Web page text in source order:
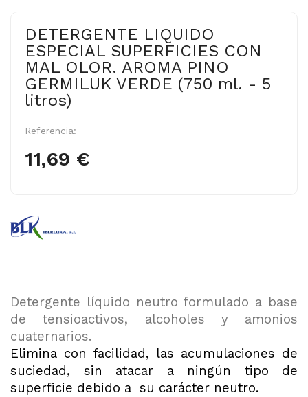
DETERGENTE LIQUIDO
ESPECIAL SUPERFICIES CON
MAL OLOR. AROMA PINO
GERMILUK VERDE (750 ml. - 5
litros)
Referencia:
11,69 €
Detergente líquido neutro formulado a base
de tensioactivos, alcoholes y amonios
cuaternarios.
Elimina con facilidad, las acumulaciones de
suciedad, sin atacar a ningún tipo de
superficie debido a su carácter neutro.